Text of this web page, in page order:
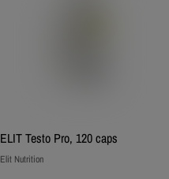
ELIT Testo Pro, 120 caps
Elit Nutrition